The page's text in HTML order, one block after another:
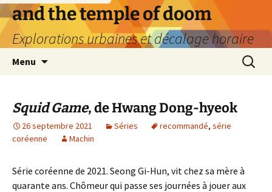
Aller
au
contenu
and the temple of doom
Explorations urbaines et décalage horaire
Menu
Squid Game, de Hwang Dong-hyeok
26 septembre 2021 Séries recommandé, série
coréenne
Machin
Série coréenne de 2021. Seong Gi-Hun, vit chez sa mère à
quarante ans. Chômeur qui passe ses journées à jouer aux